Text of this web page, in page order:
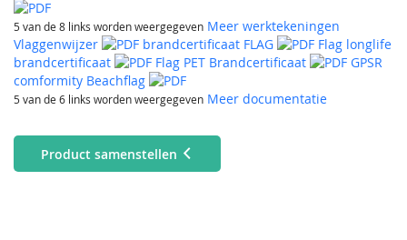
5 van de 8 links worden weergegeven Meer werktekeningen
Vlaggenwijzer
brandcertificaat FLAG
Flag longlife
brandcertificaat
Flag PET Brandcertificaat
GPSR
comformity Beachflag
5 van de 6 links worden weergegeven Meer documentatie
Product samenstellen